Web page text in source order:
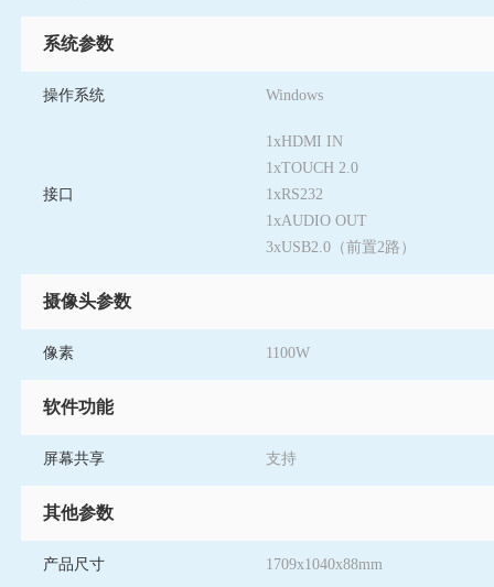
系统参数
操作系统 Windows
接口
1xHDMI IN
1xTOUCH 2.0
1xRS232
1xAUDIO OUT
3xUSB2.0（前置2路）
摄像头参数
像素 1100W
软件功能
屏幕共享 支持
其他参数
产品尺寸 1709x1040x88mm